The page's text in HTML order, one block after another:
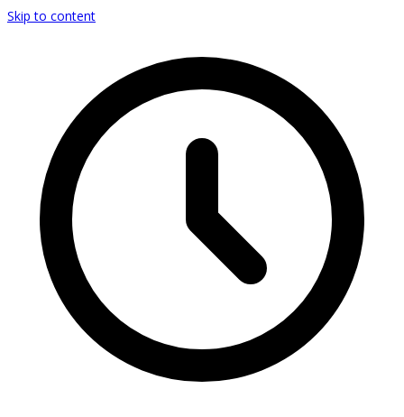
Skip to content